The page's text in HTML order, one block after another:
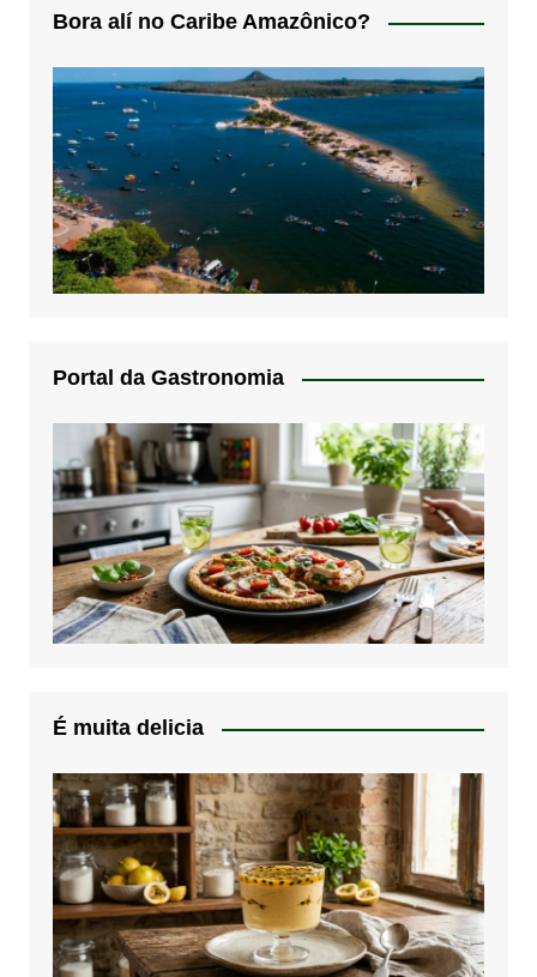
Bora alí no Caribe Amazônico?
Portal da Gastronomia
É muita delicia